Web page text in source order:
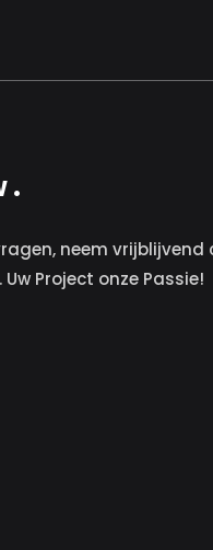
.
neem
Project onze Passie!